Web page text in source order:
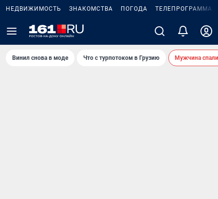
НЕДВИЖИМОСТЬ ЗНАКОМСТВА ПОГОДА ТЕЛЕПРОГРАММА
Винил снова в моде Что с турпотоком в Грузию Мужчина